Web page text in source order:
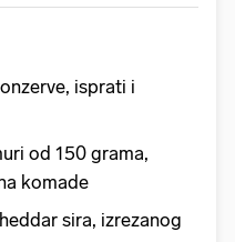
isprati i
od 150 grama,
komade
sira, izrezanog